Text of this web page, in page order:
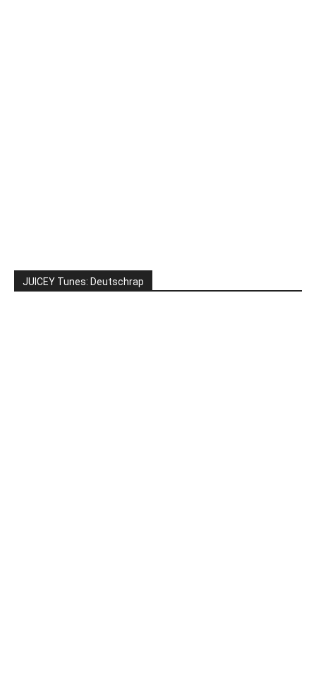
JUICEY Tunes: Deutschrap